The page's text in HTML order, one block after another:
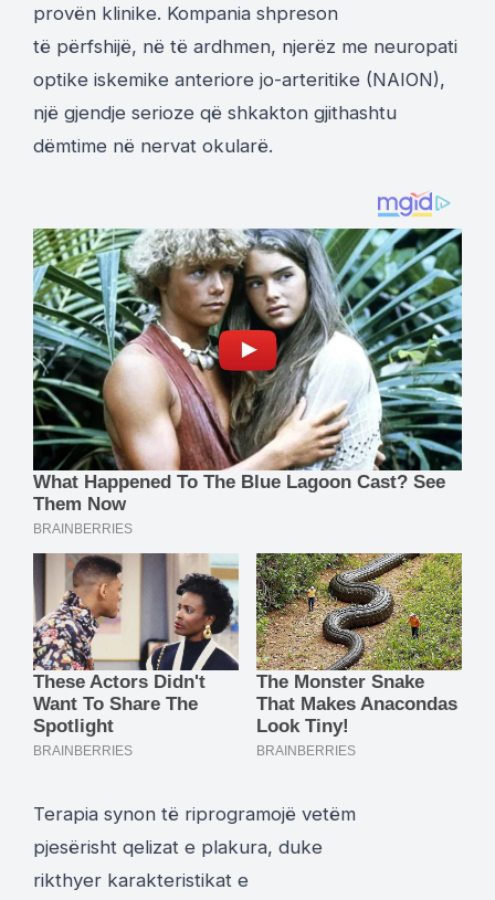
provën klinike. Kompania shpreson
të përfshijë, në të ardhmen, njerëz me neuropati
optike iskemike anteriore jo-arteritike (NAION),
një gjendje serioze që shkakton gjithashtu
dëmtime në nervat okularë.
Terapia synon të riprogramojë vetëm
pjesërisht qelizat e plakura, duke
rikthyer karakteristikat e